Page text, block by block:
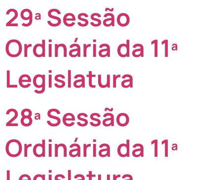
29ª Sessão
Ordinária da 11ª
Legislatura
28ª Sessão
Ordinária da 11ª